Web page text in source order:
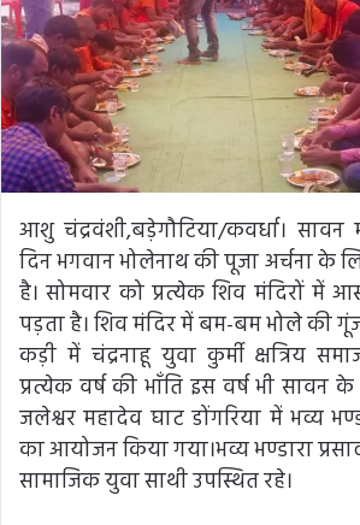
e
m
l
आशु चंद्रवंशी,बड़ेगौटिया/कवर्धा।
दिन भगवान भोलेनाथ की पूजा अर्चना के
है। सोमवार को प्रत्येक शिव मंदिरों में
पड़ता है। शिव मंदिर में बम-बम भोले की
कड़ी में चंद्रनाहू युवा कुर्मी क्षत्रिय
प्रत्येक वर्ष की भाँति इस वर्ष भी सावन के
जलेश्वर महादेव घाट डोंगरिया में भव्य
का आयोजन किया गया।भव्य भण्डारा
सामाजिक युवा साथी उपस्थित रहे।